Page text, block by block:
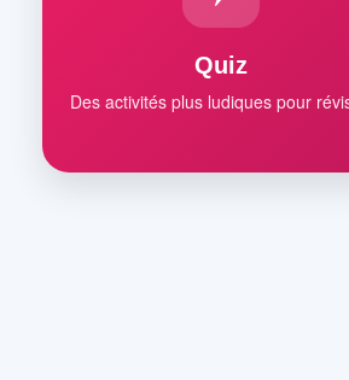
Quiz
Des activités plus ludiques pour